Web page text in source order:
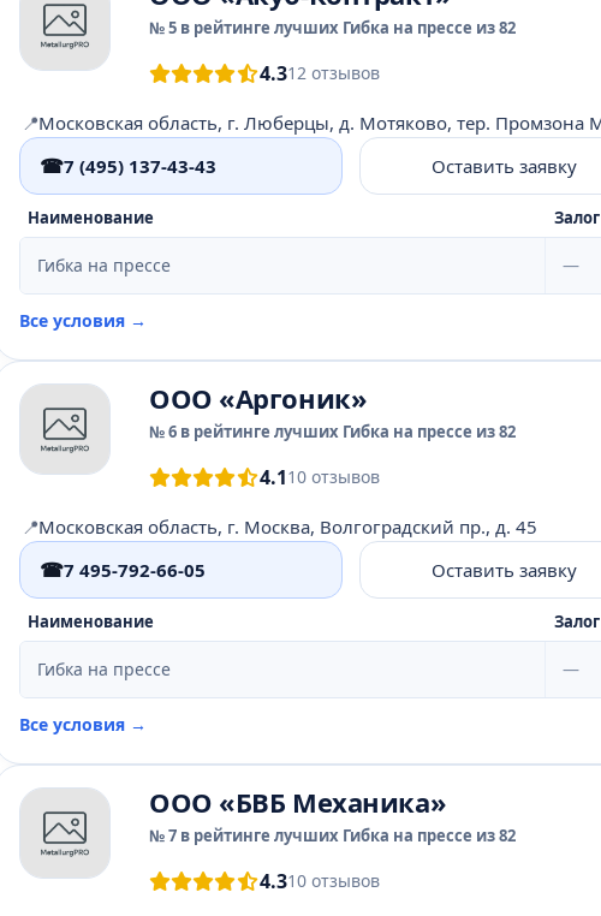
№ 5 в рейтинге лучших Гибка на прессе из 82
4.312 отзывов
📍
☎7 (495) 137-43-43 Оставить заявку
Наименование Залог
Гибка на прессе —
Все условия →
ООО «Аргоник»
№ 6 в рейтинге лучших Гибка на прессе из 82
4.110 отзывов
📍Московская область, г. Москва, Волгоградский пр., д. 45
☎7 495-792-66-05 Оставить заявку
Наименование Залог
Гибка на прессе —
Все условия →
ООО «БВБ Механика»
№ 7 в рейтинге лучших Гибка на прессе из 82
4.310 отзывов